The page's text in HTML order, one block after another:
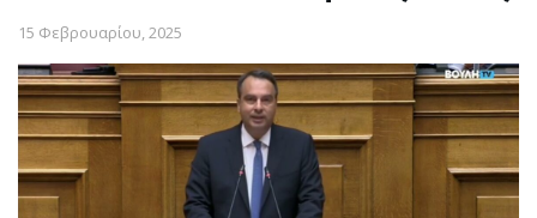
15 Φεβρουαρίου, 2025